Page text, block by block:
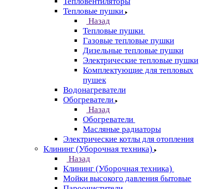
Тепловые пушки
Назад
Тепловые пушки
Газовые тепловые пушки
Дизельные тепловые пушки
Электрические тепловые пушки
Комплектующие для тепловых
пушек
Водонагреватели
Обогреватели
Назад
Обогреватели
Масляные радиаторы
Электрические котлы для отопления
Клининг (Уборочная техника)
Назад
Клининг (Уборочная техника)
Мойки высокого давления бытовые